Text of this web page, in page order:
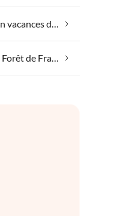
Emmener votre chien en vacances dans le Forêt de Franconie
Vacances de ski dans le Forêt de Franconie